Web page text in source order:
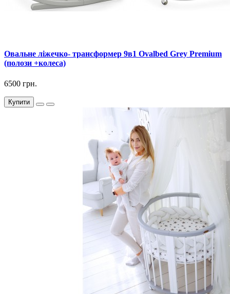
Овальне ліжечко- трансформер 9в1 Ovalbed Grey Premium
(полози +колеса)
6500 грн.
Купити